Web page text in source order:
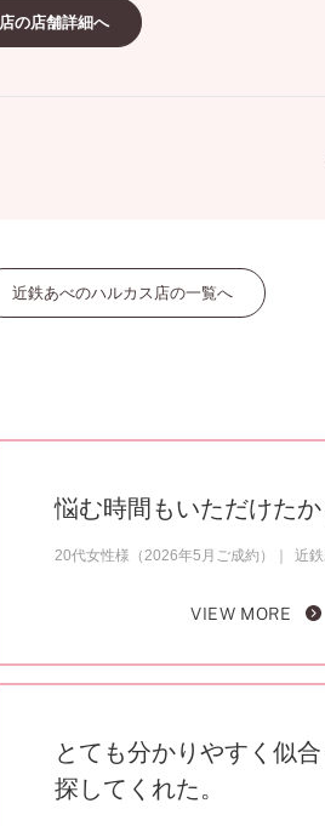
の店舗詳細へ
近鉄あべのハルカス店の一覧へ
悩む時間もいただけたか
20代女性様（2026年5月ご成約） 近
VIEW MORE
とても分かりやすく似
探してくれた。